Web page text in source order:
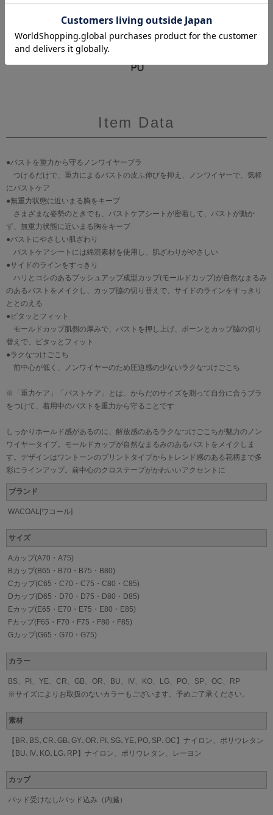
Item Data
●バストを重力から守るノンワイヤーブラ
つけるだけで、重力によるバストの皮ふ伸びを抑え、ノンワイヤーで、気軽
にバストケア
●無重力状態に近いまる胸をキープ
さまざまな姿勢のときでも、バストケアシートが密着して、バストが動か
ず、無重力状態に近いまる胸をキープ
●バストにやさしい肌ざわり
バストケアシートには綿混素材を使用し、肌ざわりがやさしい
●サイドのラインをすっきり
ハリとコシのあるプッシュアップ成型カップ(モールドカップ)が自然なまるみ
のあるバストをメイクし、カップ脇の切り替えで、サイドのラインをすっきり
ととのえる
●ピタッとフィット
モールドカップ肌側の厚みで、バストを押し上げ、ボーンとカップ脇の切り
替えで、ピタッとフィット
●ラクなつけごこち
前中心が低く、ノンワイヤーのため圧迫感の少ないラクなつけごこち
※「重力ケア」「バストケア」とは、からだのサイズを測って自分に合うブラ
をつけて、着用中のバストを重力から守ることです
しっかりホールド感があるのに、解放感のあるラクなつけごこちが魅力のノン
ワイヤータイプ。モールドカップが自然なまるみのあるバストをメイクしま
す。デザインはワントーンのプリントタイプからトレンド感のある花柄まで多
彩にラインアップ。前中心のクロステープがかわいいアクセントに
ブランド
WACOAL[ワコール]
サイズ
Aカップ(A70・A75)
Bカップ(B65・B70・B75・B80)
Cカップ(C65・C70・C75・C80・C85)
Dカップ(D65・D70・D75・D80・D85)
Eカップ(E65・E70・E75・E80・E85)
Fカップ(F65・F70・F75・F80・F85)
Gカップ(G65・G70・G75)
カラー
BS、PI、YE、CR、GB、OR、BU、IV、KO、LG、PO、SP、OC、RP
※サイズによりお取扱のないカラーもございます。予めご了承ください。
素材
【BR､BS､CR､GB､GY､OR､PI､SG､YE､PO､SP､OC】ナイロン、ポリウレタン
【BU､IV､KO､LG､RP】ナイロン、ポリウレタン、レーヨン
カップ
パッド受けなし/パッド込み（内臓）